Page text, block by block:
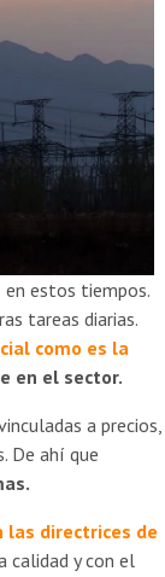
en estos tiempos.
tareas diarias.
como es la
en el sector.
a precios,
De ahí que
las directrices de
calidad y con el